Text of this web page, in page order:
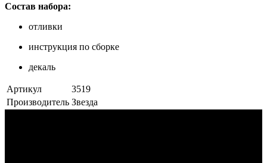
Состав набора:
отливки
инструкция по сборке
декаль
Артикул
3519
Производитель Звезда